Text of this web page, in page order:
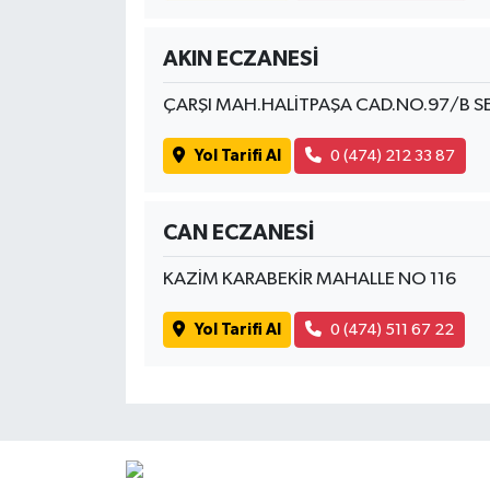
AKIN ECZANESİ
ÇARŞI MAH.HALİTPAŞA CAD.NO.97/B
Yol Tarifi Al 0 (474) 212 33 87
CAN ECZANESİ
KAZİM KARABEKİR MAHALLE NO 116
Yol Tarifi Al 0 (474) 511 67 22